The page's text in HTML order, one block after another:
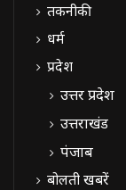
तकनीकी
धर्म
प्रदेश
उत्तर प्रदेश
उत्तराखंड
पंजाब
बोलती खबरें